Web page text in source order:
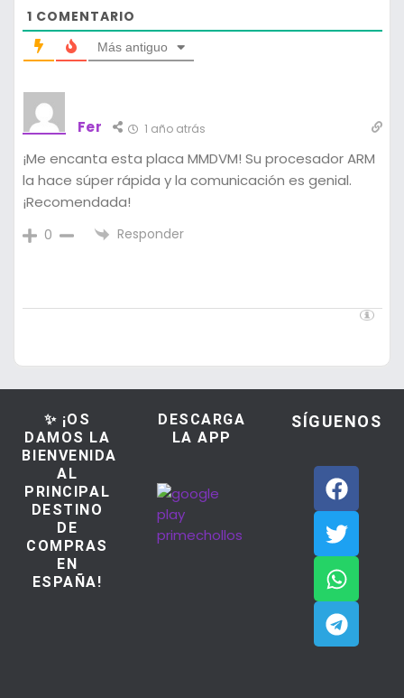
1 COMENTARIO
Más antiguo
Fer 1 año atrás
¡Me encanta esta placa MMDVM! Su procesador ARM
la hace súper rápida y la comunicación es genial.
¡Recomendada!
0 Responder
✨ ¡OS
DAMOS LA
BIENVENIDA
AL
PRINCIPAL
DESTINO
DE
COMPRAS
EN
ESPAÑA!
DESCARGA
LA APP
SÍGUENOS